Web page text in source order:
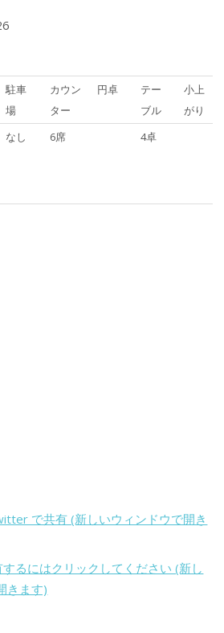
駐車
場
カウン
ター
円卓
テー
ブル
小上
がり
なし 6席 4卓
で共有 (新しいウィンドウで開き
るにはクリックしてください (新し
きます)